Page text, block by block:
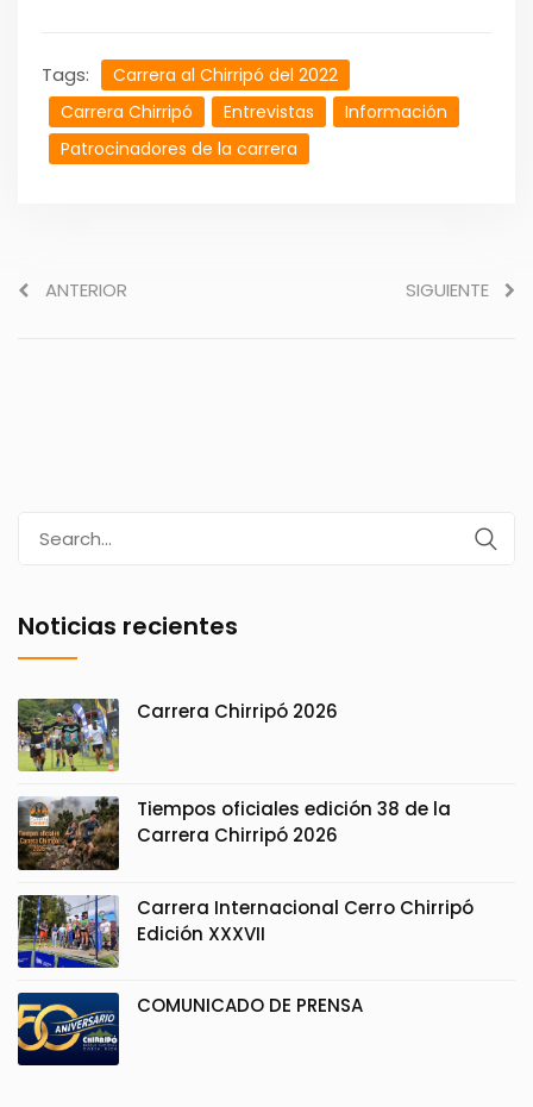
Tags:
Carrera al Chirripó del 2022
Carrera Chirripó
Entrevistas
Información
Patrocinadores de la carrera
ANTERIOR SIGUIENTE
Noticias recientes
Carrera Chirripó 2026
Tiempos oficiales edición 38 de la
Carrera Chirripó 2026
Carrera Internacional Cerro Chirripó
Edición XXXVII
COMUNICADO DE PRENSA